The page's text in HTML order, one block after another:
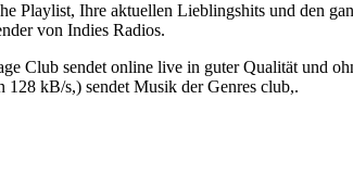
Ihre aktuellen Lieblingshits und den
von Indies Radios.
Club sendet online live in guter Qualität und
kB/s,) sendet Musik der Genres club,.